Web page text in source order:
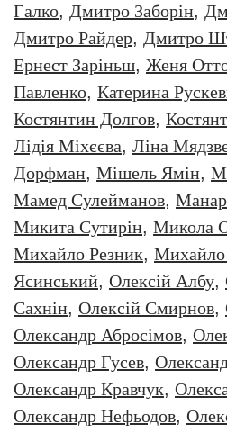
Галко, Дмитро Заборiн,
Дмитро Райдер, Дмитро
Ернест Заріньш, Женя
Павленко, Катерина
Костянтин Долгов,
Лідія Міхєєва, Ліна
Дорфман, Мішель Ямін,
Мамед Сулейманов,
Микита Сутирін, Микола
Михайло Резник,
Ясинський, Олексiй Албу,
Сахнін, Олексій Смирнов,
Олександр Абросімов,
Олександр Гусев,
Олександр Кравчук,
Олександр Нефьодов,